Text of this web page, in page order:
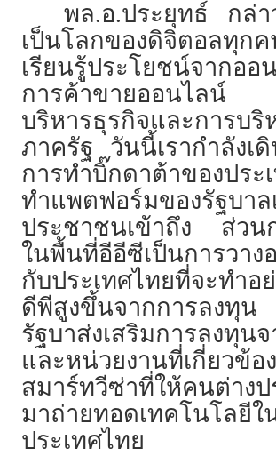
พล.อ.ประยุทธ์ กล่
เป็นโลกของดิจิตอลทุก
เรียนรู้ประโยชน์จากอ
การค้าขายออนไ
บริหารธุรกิจและการบริ
ภาครัฐ วันนี้เรากำลังเ
การทำบิ๊กดาต้าของปร
ทำแพตฟอร์มของรัฐบาล
ประชาชนเข้าถึง ส่วน
ในพื้นที่อีอีซีเป็นการวาง
กับประเทศไทยที่จะทำอ
ดีพีสูงขึ้นจากการลงทุ
รัฐบาส่งเสริมการลงทุน
และหน่วยงานที่เกี่ยวข้
สมาร์ทวีซ่าที่ให้คนต่างป
มาถ่ายทอดเทคโนโลยีใ
ประเทศไทย